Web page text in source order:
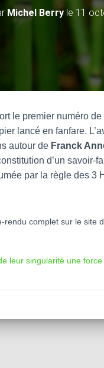
Michel Berry le 11
le premier numéro de
lancé en fanfare.
autour de Franck
d’un savoir-
par la règle des 3
rendu complet sur le site
leur singularité une force